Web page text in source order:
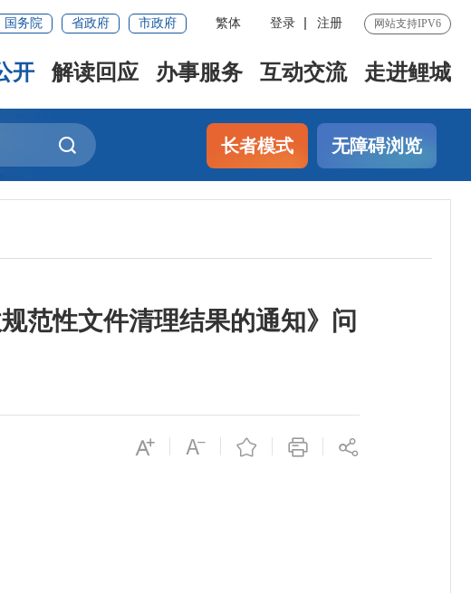
国务院 省政府 市政府 繁体 登录 注册 网站支持IPV6
开 解读回应 办事服务 互动交流 走进鲤城
长者模式 无障碍浏览
范性文件清理结果的通知》问